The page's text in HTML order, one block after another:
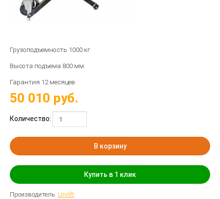
Грузоподъемность 1000 кг
Высота подъема 800 мм
Гарантия 12 месяцев
50 010 руб.
Количество:
В корзину
Купить в 1 клик
Производитель: Unilift